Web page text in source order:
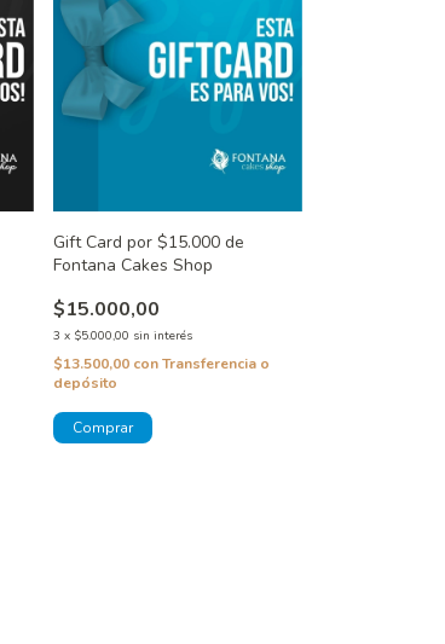
Gift Card por $15.000 de
Fontana Cakes Shop
$15.000,00
3 x $5.000,00 sin interés
$13.500,00 con Transferencia o
depósito